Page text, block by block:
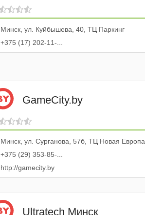
Минск, ул. Куйбышева, 40, ТЦ Паркинг
+375 (17) 202-11-...
GameCity.by
Минск, ул. Сурганова, 57б, ТЦ Новая Европа
+375 (29) 353-85-...
http://gamecity.by
Ultratech Минск